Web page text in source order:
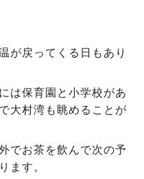
が戻ってくる日もあり
は保育園と小学校があ
大村湾も眺めることが
でお茶を飲んで次の予
ます。